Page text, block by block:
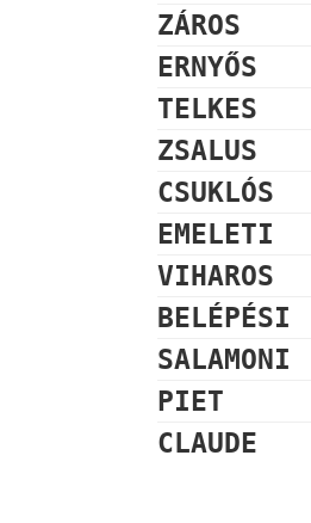
ZÁROS
ERNYŐS
TELKES
ZSALUS
CSUKLÓS
EMELETI
VIHAROS
BELÉPÉSI
SALAMONI
PIET
CLAUDE